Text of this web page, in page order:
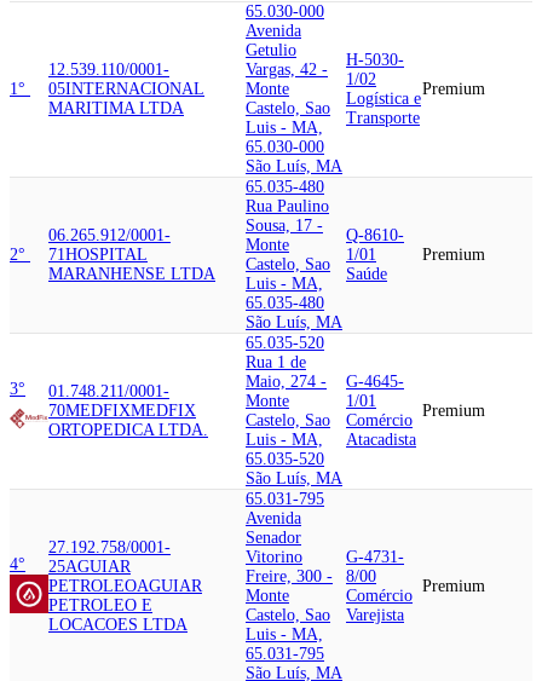
1°
12.539.110/0001-
05INTERNACIONAL
MARITIMA LTDA
65.030-000
Avenida
Getulio
Vargas, 42 -
Monte
Castelo, Sao
Luis - MA,
65.030-000
São Luís, MA
H-5030-
1/02
Logística e
Transporte
Premium
2°
06.265.912/0001-
71HOSPITAL
MARANHENSE LTDA
65.035-480
Rua Paulino
Sousa, 17 -
Monte
Castelo, Sao
Luis - MA,
65.035-480
São Luís, MA
Q-8610-
1/01
Saúde
Premium
3°
01.748.211/0001-
70MEDFIXMEDFIX
ORTOPEDICA LTDA.
65.035-520
Rua 1 de
Maio, 274 -
Monte
Castelo, Sao
Luis - MA,
65.035-520
São Luís, MA
G-4645-
1/01
Comércio
Atacadista
Premium
4°
27.192.758/0001-
25AGUIAR
PETROLEOAGUIAR
PETROLEO E
LOCACOES LTDA
65.031-795
Avenida
Senador
Vitorino
Freire, 300 -
Monte
Castelo, Sao
Luis - MA,
65.031-795
São Luís, MA
G-4731-
8/00
Comércio
Varejista
Premium